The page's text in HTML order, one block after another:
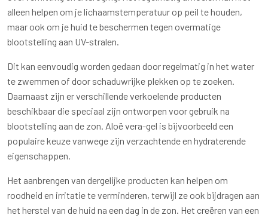
alleen helpen om je lichaamstemperatuur op peil te houden,
maar ook om je huid te beschermen tegen overmatige
blootstelling aan UV-stralen.
Dit kan eenvoudig worden gedaan door regelmatig in het water
te zwemmen of door schaduwrijke plekken op te zoeken.
Daarnaast zijn er verschillende verkoelende producten
beschikbaar die speciaal zijn ontworpen voor gebruik na
blootstelling aan de zon. Aloë vera-gel is bijvoorbeeld een
populaire keuze vanwege zijn verzachtende en hydraterende
eigenschappen.
Het aanbrengen van dergelijke producten kan helpen om
roodheid en irritatie te verminderen, terwijl ze ook bijdragen aan
het herstel van de huid na een dag in de zon. Het creëren van een